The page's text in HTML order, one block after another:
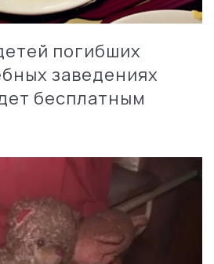
погибших
заведениях
бесплатным